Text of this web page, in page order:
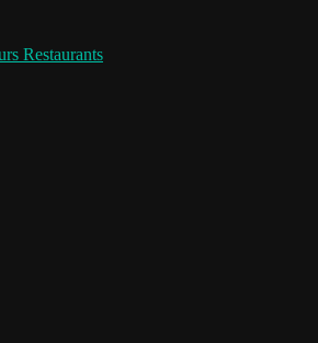
Restaurants